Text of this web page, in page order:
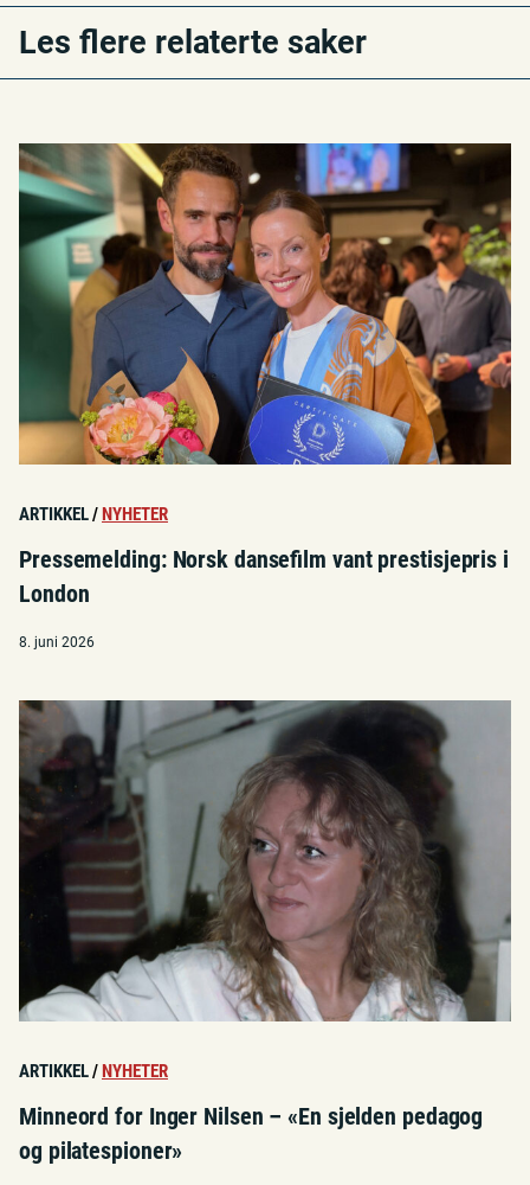
Les flere relaterte saker
ARTIKKEL/NYHETER
Pressemelding: Norsk dansefilm vant prestisjepris i
London
8. juni 2026
ARTIKKEL/NYHETER
Minneord for Inger Nilsen – «En sjelden pedagog
og pilatespioner»